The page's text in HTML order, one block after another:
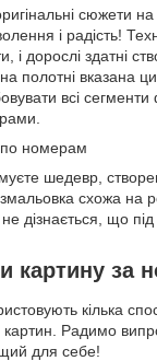
сюжети
і радість!
і дорослі здатні
полотні вказана
всі
шедевр,
схожа на
дізнається, що
картину за
кілька
Радимо
для себе!